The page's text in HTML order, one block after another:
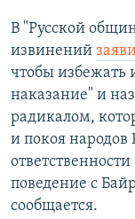
В "Русской
извинений
чтобы избежать
наказание" и
радикалом,
и покоя народов
поведение с
сообщается.